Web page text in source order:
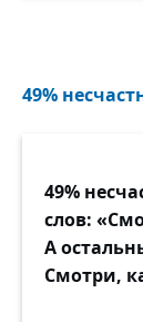
49%
49%
слов:
А
Смотри,